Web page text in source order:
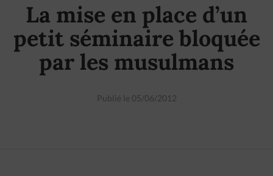
La mise en place d’un
petit séminaire bloquée
par les musulmans
Publié le 05/06/2012